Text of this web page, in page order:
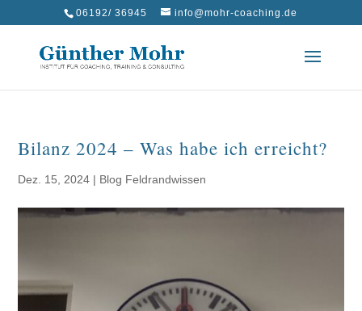
06192/ 36945 info@mohr-coaching.de
Bilanz 2024 – Was habe ich erreicht?
Dez. 15, 2024 | Blog Feldrandwissen